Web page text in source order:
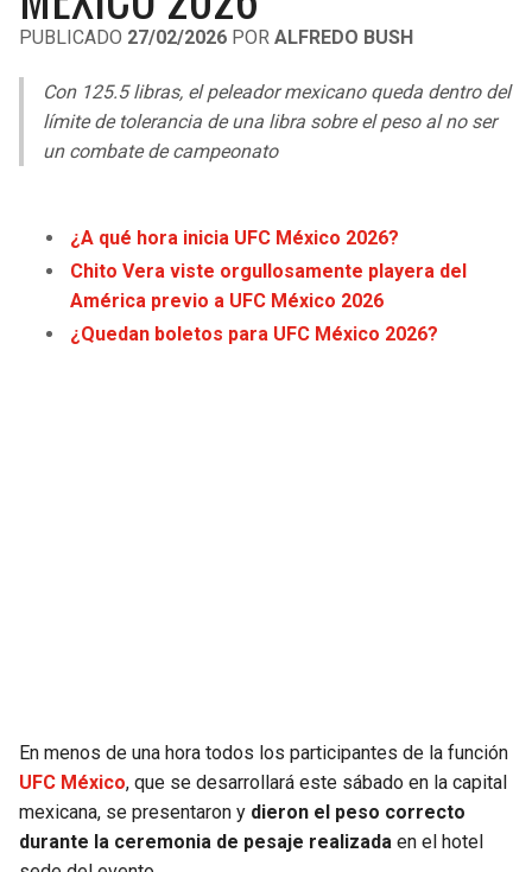
LIGA DE EXPANSIÓN MX
UEFA EUROPA LEAGUE
MLS
COPA SUDAMERICANA
LIGA BETPLAY
OTRAS LIGAS
PUBLICADO 27/02/2026 POR ALFREDO BUSH
Con 125.5 libras, el peleador mexicano queda dentro del
límite de tolerancia de una libra sobre el peso al no ser
un combate de campeonato
¿A qué hora inicia UFC México 2026?
Chito Vera viste orgullosamente playera del
América previo a UFC México 2026
¿Quedan boletos para UFC México 2026?
En menos de una hora todos los participantes de la función
UFC México, que se desarrollará este sábado en la capital
mexicana, se presentaron y dieron el peso correcto
durante la ceremonia de pesaje realizada en el hotel